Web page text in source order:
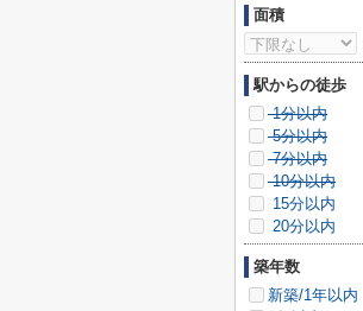
面積
駅からの徒歩
1分以内
5分以内
7分以内
10分以内
15分以内
20分以内
築年数
新築/1年以内